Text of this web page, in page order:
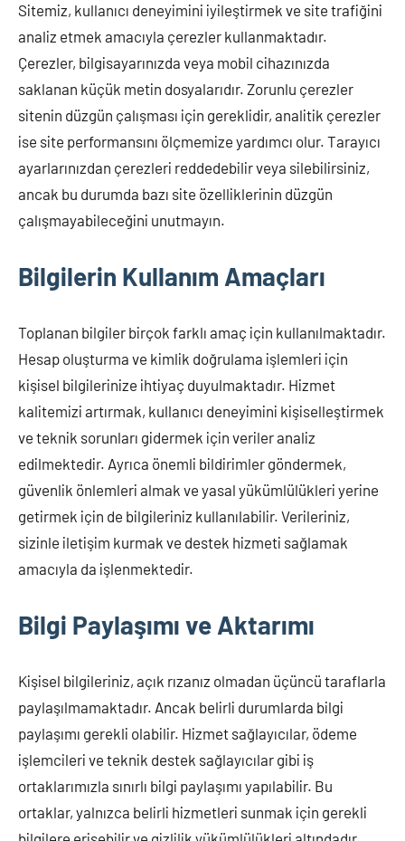
Sitemiz, kullanıcı deneyimini iyileştirmek ve site trafiğini
analiz etmek amacıyla çerezler kullanmaktadır.
Çerezler, bilgisayarınızda veya mobil cihazınızda
saklanan küçük metin dosyalarıdır. Zorunlu çerezler
sitenin düzgün çalışması için gereklidir, analitik çerezler
ise site performansını ölçmemize yardımcı olur. Tarayıcı
ayarlarınızdan çerezleri reddedebilir veya silebilirsiniz,
ancak bu durumda bazı site özelliklerinin düzgün
çalışmayabileceğini unutmayın.
Bilgilerin Kullanım Amaçları
Toplanan bilgiler birçok farklı amaç için kullanılmaktadır.
Hesap oluşturma ve kimlik doğrulama işlemleri için
kişisel bilgilerinize ihtiyaç duyulmaktadır. Hizmet
kalitemizi artırmak, kullanıcı deneyimini kişiselleştirmek
ve teknik sorunları gidermek için veriler analiz
edilmektedir. Ayrıca önemli bildirimler göndermek,
güvenlik önlemleri almak ve yasal yükümlülükleri yerine
getirmek için de bilgileriniz kullanılabilir. Verileriniz,
sizinle iletişim kurmak ve destek hizmeti sağlamak
amacıyla da işlenmektedir.
Bilgi Paylaşımı ve Aktarımı
Kişisel bilgileriniz, açık rızanız olmadan üçüncü taraflarla
paylaşılmamaktadır. Ancak belirli durumlarda bilgi
paylaşımı gerekli olabilir. Hizmet sağlayıcılar, ödeme
işlemcileri ve teknik destek sağlayıcılar gibi iş
ortaklarımızla sınırlı bilgi paylaşımı yapılabilir. Bu
ortaklar, yalnızca belirli hizmetleri sunmak için gerekli